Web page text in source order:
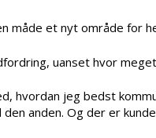
måde et nyt område for
uanset hvor
hvordan jeg bedst
anden. Og der er